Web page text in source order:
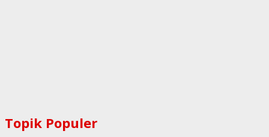
Topik Populer